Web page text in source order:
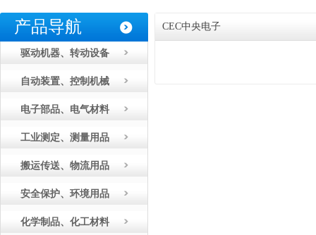
产品导航
驱动机器、转动设备
自动装置、控制机械
电子部品、电气材料
工业测定、测量用品
搬运传送、物流用品
安全保护、环境用品
化学制品、化工材料
CEC中央电子